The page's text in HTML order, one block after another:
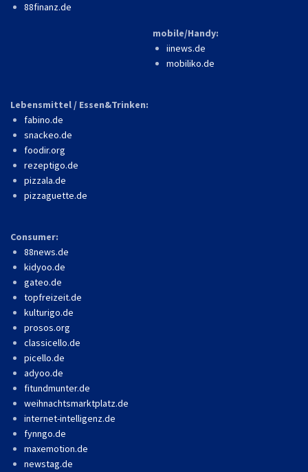
88finanz.de
mobile/Handy:
iinews.de
mobiliko.de
Lebensmittel / Essen&Trinken:
fabino.de
snackeo.de
foodir.org
rezeptigo.de
pizzala.de
pizzaguette.de
Consumer:
88news.de
kidyoo.de
gateo.de
topfreizeit.de
kulturigo.de
prosos.org
classicello.de
picello.de
adyoo.de
fitundmunter.de
weihnachtsmarktplatz.de
internet-intelligenz.de
fynngo.de
maxemotion.de
newstag.de